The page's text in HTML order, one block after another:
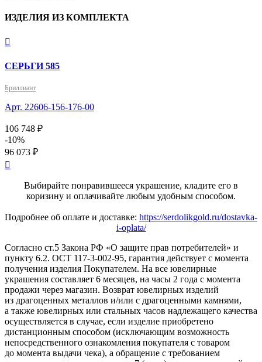
ИЗДЕЛИЯ ИЗ КОМПЛЕКТА

СЕРЬГИ 585
Бриллиант
Арт. 22606-156-176-00
106 748 ₽
-10%
96 073 ₽

Выбирайте понравившееся украшение, кладите его в
коризину и оплачивайте любым удобным способом.
Подробнее об оплате и доставке: https://serdolikgold.ru/dostavka-
i-oplata/
Согласно ст.5 Закона РФ «О защите прав потребителей» и
пункту 6.2. ОСТ 117-3-002-95, гарантия действует с момента
получения изделия Покупателем. На все ювелирные
украшения составляет 6 месяцев, на часы 2 года с момента
продажи через магазин. Возврат ювелирных изделий
из драгоценных металлов и/или с драгоценными камнями,
а также ювелирных или стальных часов надлежащего качества
осуществляется в случае, если изделие приобретено
дистанционным способом (исключающим возможность
непосредственного ознакомления покупателя с товаром
до момента выдачи чека), а обращение с требованием